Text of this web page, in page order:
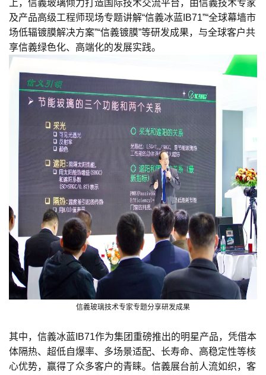
上，信義玻璃倾力打造国际技术交流平台，由信義技术专家
及产品高级工程师现场专题讲解“信義冰蓝 IB71”“全球幕墙市
场低辐镀膜解决方案”“信義镀膜”等研发成果，与全球客户共
享信義绿色化、高端化的发展实践。
信義玻璃技术专家专题分享研发成果
其中，信義冰蓝 IB71作为集团重磅推出的明星产品，凭借本
体隔热、超低自爆率、多场景适配、长寿命、高稳定性等核
心优势，赢得了众多客户的青睐。信義展台前人流如织，客